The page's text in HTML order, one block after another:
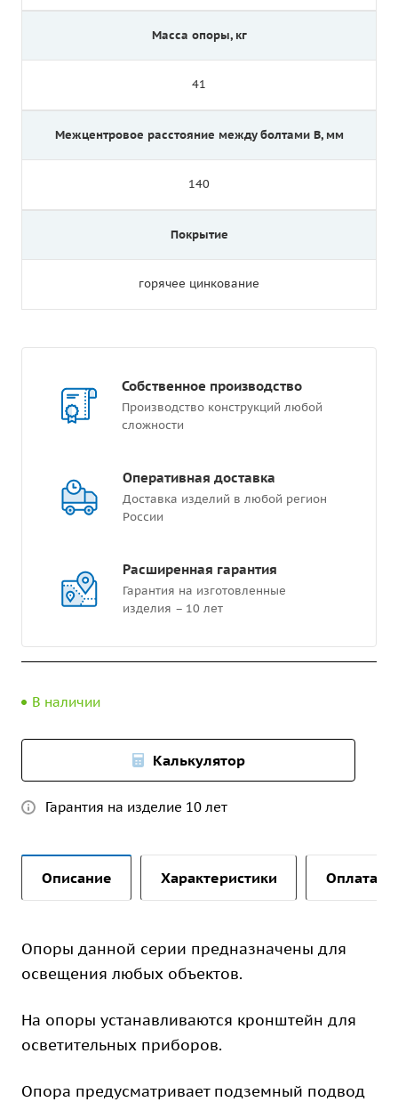
Масса опоры, кг
41
Межцентровое расстояние между болтами B, мм
140
Покрытие
горячее цинкование
Собственное производство
Производство конструкций любой
сложности
Оперативная доставка
Доставка изделий в любой регион
России
Расширенная гарантия
Гарантия на изготовленные
изделия – 10 лет
В наличии
Калькулятор
Гарантия на изделие 10 лет
Описание Характеристики Оплата и
Опоры данной серии предназначены для
освещения любых объектов.
На опоры устанавливаются кронштейн для
осветительных приборов.
Опора предусматривает подземный подвод